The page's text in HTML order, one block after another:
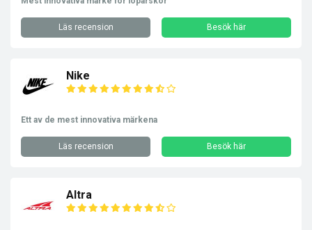
Läs recension Besök här
Nike
Ett av de mest innovativa märkena
Läs recension Besök här
Altra